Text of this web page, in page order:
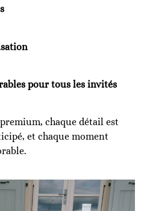
pour tous les invités
chaque détail est
et chaque moment